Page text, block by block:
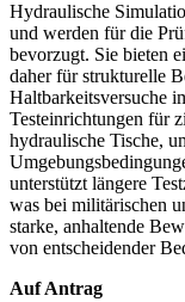
Hydraulische
und werden für die
bevorzugt. Sie bieten
daher für strukturelle
Haltbarkeitsversuche
Testeinrichtungen für
hydraulische Tische,
unterstützt längere
was bei militärischen
starke, anhaltende
von entscheidender
Auf Antrag